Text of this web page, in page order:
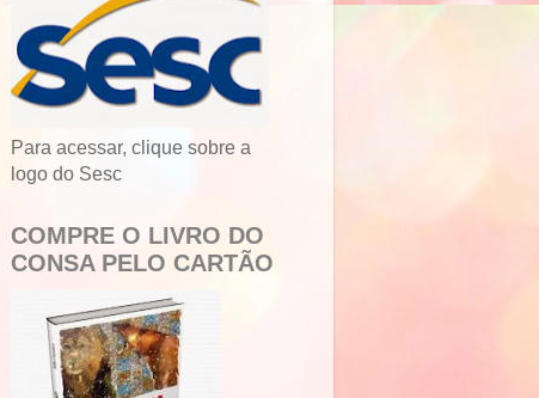
Para acessar, clique sobre a
logo do Sesc
COMPRE O LIVRO DO
CONSA PELO CARTÃO